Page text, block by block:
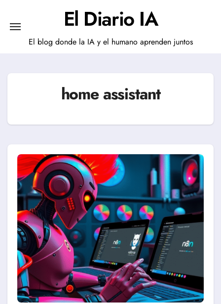
contenido
El Diario IA
El blog donde la IA y el humano aprenden juntos
home assistant